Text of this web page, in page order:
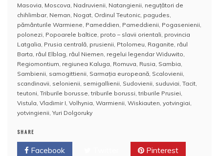
Masovia, Moscova, Nadruvienii, Natangienii, neguţători de
chihlimbar, Neman, Nogat, Ordinul Teutonic, pagudes,
pământurile Warmiene, Pameddien, Pameddienii, Pogasenienii,
polonezi, Popoarele baltice, proto – slavii orientali, provincia
Latgalia, Prusia centrală, prusienii, Ptolomeu, Raganite, râul
Barta, râul Elblag, râul Niemen, regelui legendar Widuwito,
Regiomontium, regiunea Kaluga, Romuva, Rusia, Sambia,
Sambienii, samogittienii, Sarmaţia europeană, Scalovienii,
scandinavii, selonienii, semigallienii, Sudovienii, suduviai, Tacit,
teutoni, Triburile borusse,triburile borussi,triburile Prusiei,
Vistula, Vladimir I, Volhynia, Warmienii, Wiskiauten, yotvingiai,
yotvingienii, Yuri Dolgoruky
SHARE
Facebook Pinterest